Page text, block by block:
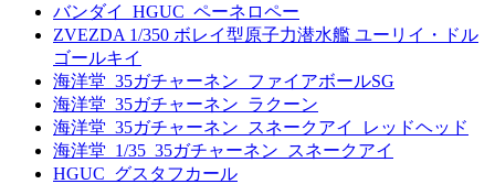
バンダイ_HGUC_ペーネロペー
ZVEZDA 1/350 ボレイ型原子力潜水艦 ユーリイ・ドル
ゴールキイ
海洋堂_35ガチャーネン_ファイアボールSG
海洋堂_35ガチャーネン_ラクーン
海洋堂_35ガチャーネン_スネークアイ_レッドヘッド
海洋堂_1/35_35ガチャーネン_スネークアイ
HGUC_グスタフカール